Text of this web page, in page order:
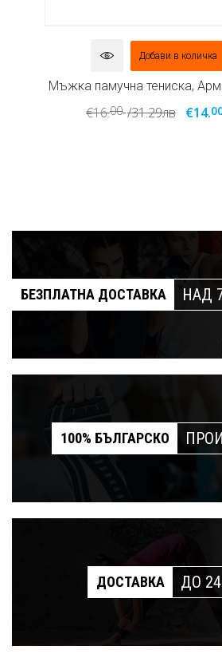
Добави в количка
Мъжка памучна тениска,
€16.00 /31.29лв €14.
БЕЗПЛАТНА ДОСТАВКА НАД
100% БЪЛГАРСКО
ДОСТАВКА ДО